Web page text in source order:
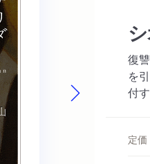
復
を
付す
定価